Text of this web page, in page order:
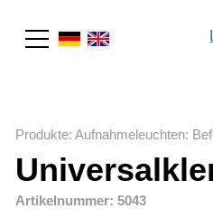
Produkte: Aufnahmeleuchten:
Artikelnummer: 5043